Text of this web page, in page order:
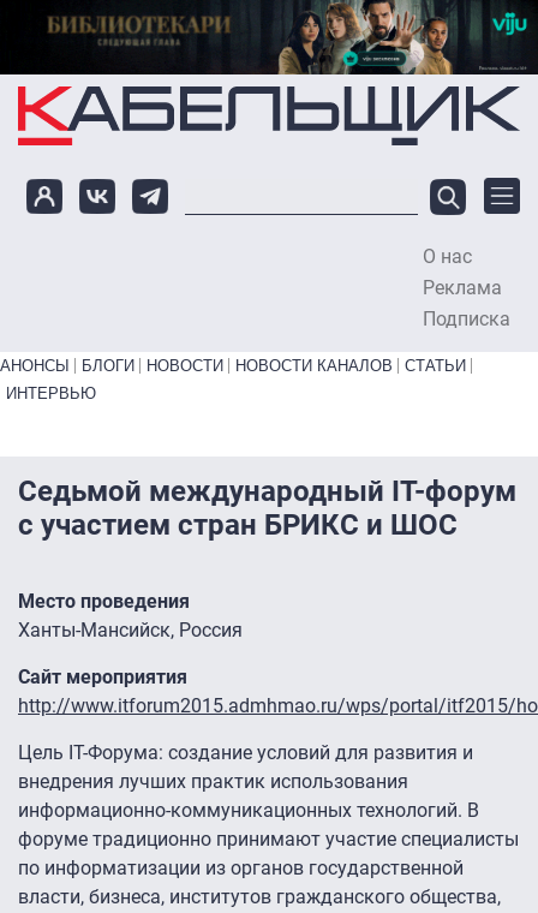
Перейти к основному содержанию
О нас
Реклама
Подписка
Primary links bottom
АНОНСЫ БЛОГИ НОВОСТИ НОВОСТИ КАНАЛОВ
СТАТЬИ
ИНТЕРВЬЮ
Седьмой международный IT-форум
с участием стран БРИКС и ШОС
Место проведения
Ханты-Мансийск, Россия
Сайт мероприятия
http://www.itforum2015.admhmao.ru/wps/portal/itf2015/
Цель IT-Форума: создание условий для развития и
внедрения лучших практик использования
информационно-коммуникационных технологий. В
форуме традиционно принимают участие специалисты
по информатизации из органов государственной
власти, бизнеса, институтов гражданского общества,